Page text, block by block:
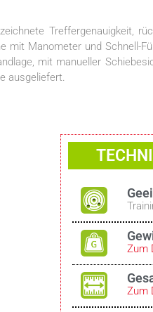
Treffergenauigkeit,
Manometer und Schnell-
mit manueller
ausgeliefert.
Zum
Zum